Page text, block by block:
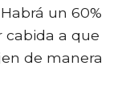
un 60%
cabida a que
de manera